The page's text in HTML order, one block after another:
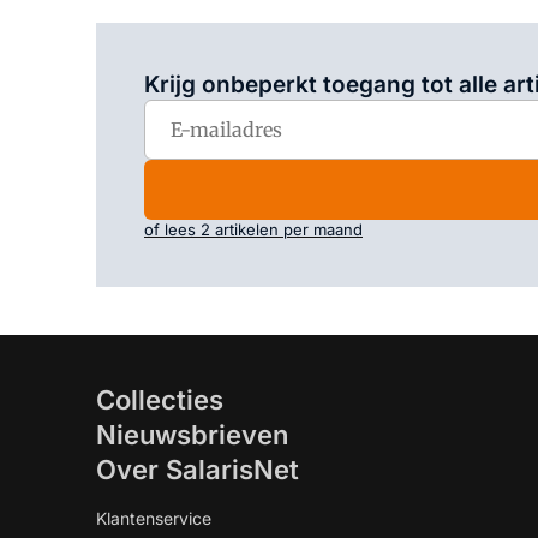
Krijg onbeperkt toegang tot alle
of lees 2 artikelen per maand
Collecties
Nieuwsbrieven
Over SalarisNet
Klantenservice